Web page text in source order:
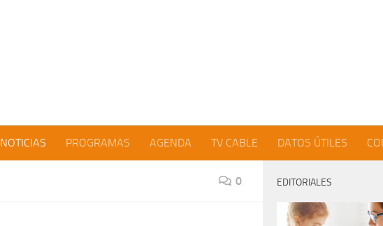
NOTICIAS PROGRAMAS AGENDA TV CABLE DATOS ÚTILES
0 EDITORIALES